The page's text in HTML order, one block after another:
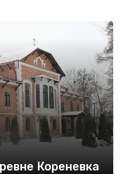
Кореневка